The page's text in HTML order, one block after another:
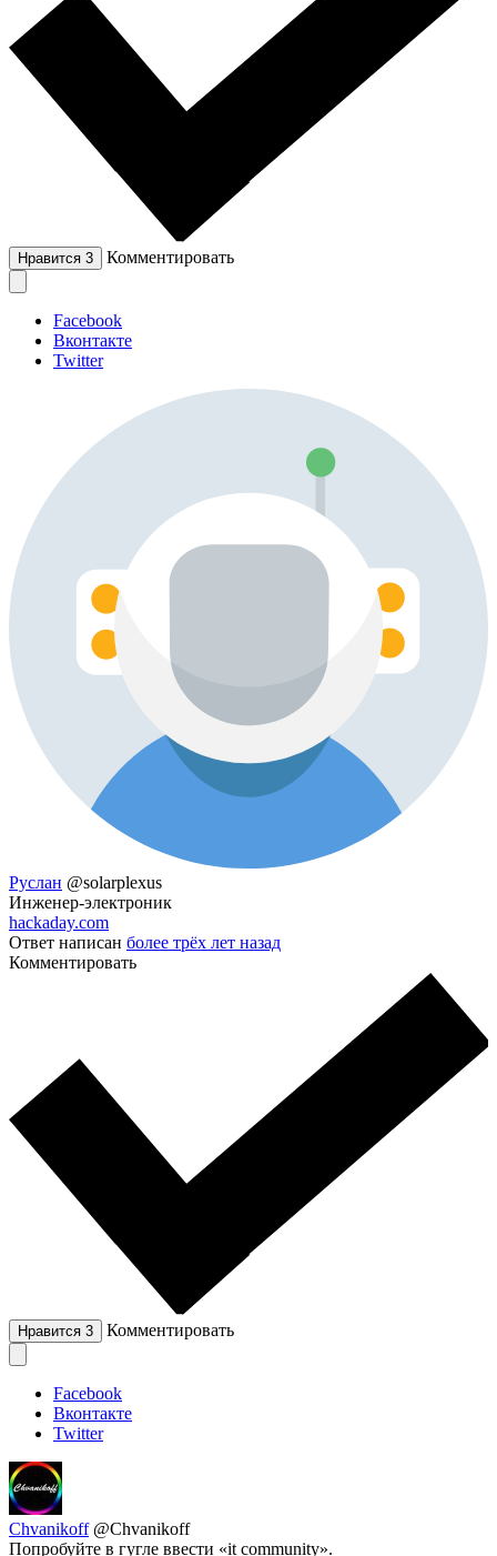
Нравится 3 Комментировать
Facebook
Вконтакте
Twitter
Руслан @solarplexus
Инженер-электроник
hackaday.com
Ответ написан более трёх лет назад
Комментировать
Нравится 3 Комментировать
Facebook
Вконтакте
Twitter
Chvanikoff @Chvanikoff
Попробуйте в гугле ввести «it community».